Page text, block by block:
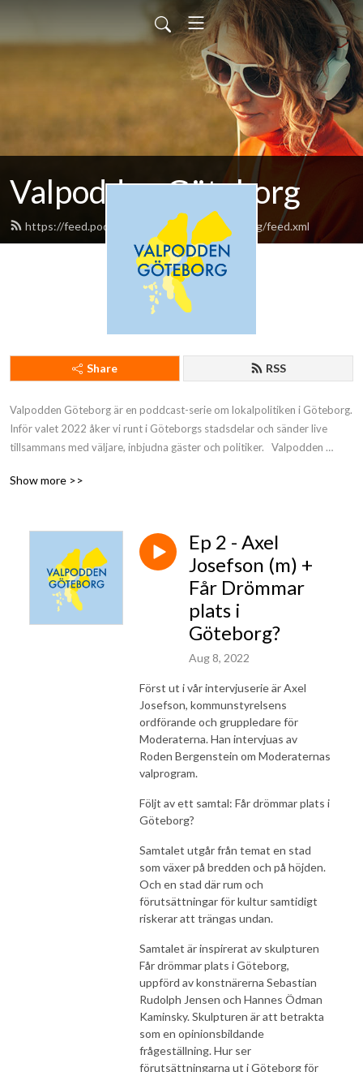
Valpodden Göteborg
https://feed.podbean.com/valpoddengoteborg/feed.xml
Share RSS
Valpodden Göteborg är en poddcast-serie om lokalpolitiken i Göteborg.
Inför valet 2022 åker vi runt i Göteborgs stadsdelar och sänder live
tillsammans med väljare, inbjudna gäster och politiker.   Valpodden
valpoddengoteborg@gmail.com
Show more >>
Ep 2 - Axel
Josefson (m) +
Får Drömmar
plats i
Göteborg?
Aug 8, 2022
Först ut i vår intervjuserie är Axel
Josefson, kommunstyrelsens
ordförande och gruppledare för
Moderaterna. Han intervjuas av
Roden Bergenstein om Moderaternas
valprogram.
Följt av ett samtal: Får drömmar plats i
Göteborg?
Samtalet utgår från temat en stad
som växer på bredden och på höjden.
Och en stad där rum och
förutsättningar för kultur samtidigt
riskerar att trängas undan.
Samtalet är inspirerat av skulpturen
Får drömmar plats i Göteborg,
uppförd av konstnärerna Sebastian
Rudolph Jensen och ​​Hannes Ödman
Kaminsky. Skulpturen är att betrakta
som en opinionsbildande
frågeställning. Hur ser
förutsättningarna ut i Göteborg för